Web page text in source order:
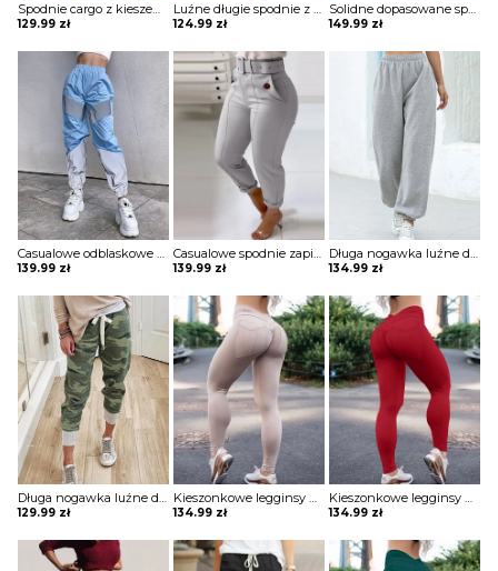
Spodnie cargo z kieszeniami w kamuflażu Annegien
129.99 zł
Luźne długie spodnie z solidną kieszenią szorty Dotty
124.99 zł
Solidne dopasowane spodnie z kieszeniami Thordis
149.99 zł
Casualowe odblaskowe spodnie dresowe colorblock szorty Deonna
139.99 zł
Casualowe spodnie zapinane na guziki Hiroko
139.99 zł
Długa nogawka luźne dresowe jednolite bez wzoru ściągacz wiązane kieszenie casual spodnie Iyana
134.99 zł
Długa nogawka luźne dresowe moro wiązane ściągacz eleganckie casual spodnie Ragnhild
129.99 zł
Kieszonkowe legginsy do jogi z wysokim stanem spodnie Vijaya
134.99 zł
Kieszonkowe legginsy do jogi z wysokim stanem spodnie Vijaya
134.99 zł